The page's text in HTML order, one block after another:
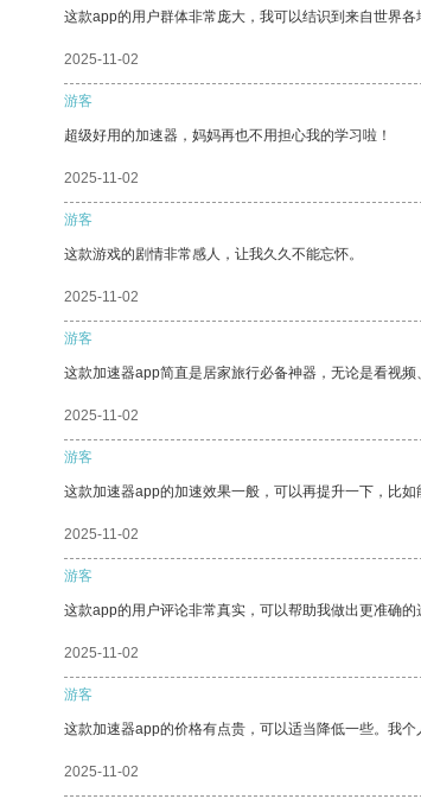
这款app的用户群体非常庞大，我可以结识到来自世界各
2025-11-02
游客
超级好用的加速器，妈妈再也不用担心我的学习啦！
2025-11-02
游客
这款游戏的剧情非常感人，让我久久不能忘怀。
2025-11-02
游客
这款加速器app简直是居家旅行必备神器，无论是看视
2025-11-02
游客
这款加速器app的加速效果一般，可以再提升一下，比如
2025-11-02
游客
这款app的用户评论非常真实，可以帮助我做出更准确的
2025-11-02
游客
这款加速器app的价格有点贵，可以适当降低一些。我
2025-11-02